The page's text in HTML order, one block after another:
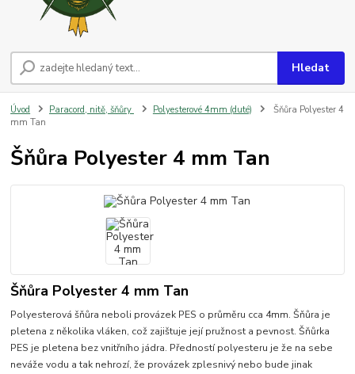
Hledat
Úvod Paracord, nitě, šňůry Polyesterové 4mm (duté)
Šňůra Polyester 4
mm Tan
Šňůra Polyester 4 mm Tan
Šňůra Polyester 4 mm Tan
Polyesterová šňůra neboli provázek PES o průměru cca 4mm. Šňůra je
pletena z několika vláken, což zajištuje její pružnost a pevnost. Šňůrka
PES je pletena bez vnitřního jádra. Předností polyesteru je že na sebe
neváže vodu a tak nehrozí, že provázek zplesnivý nebo bude jinak